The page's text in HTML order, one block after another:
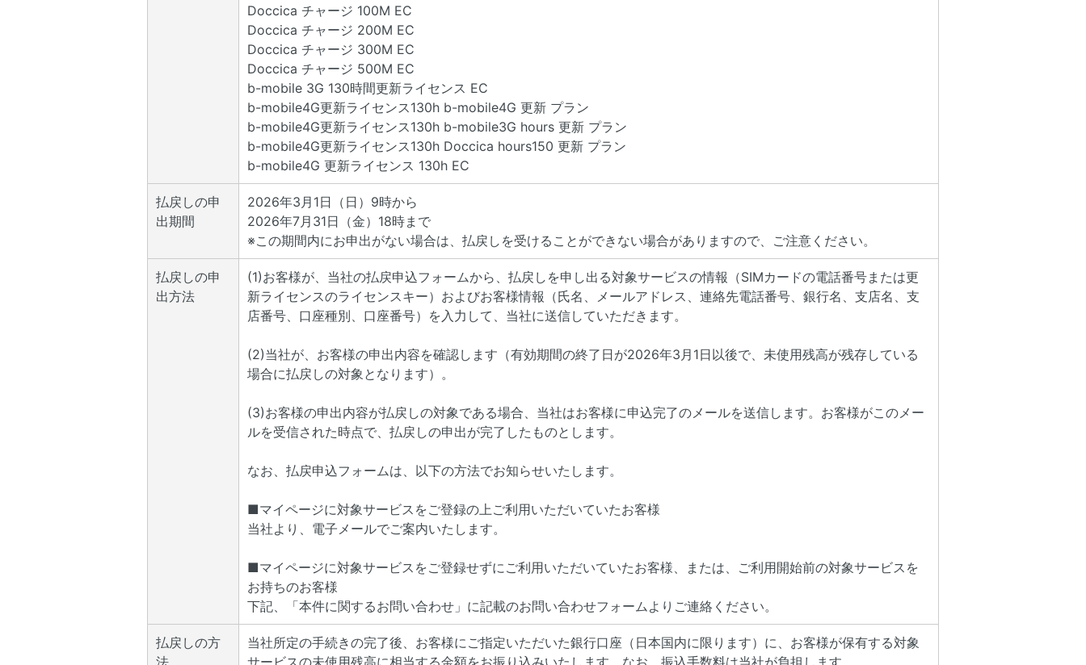
Doccica チャージ 100M EC
Doccica チャージ 200M EC
Doccica チャージ 300M EC
Doccica チャージ 500M EC
b-mobile 3G 130時間更新ライセンス EC
b-mobile4G更新ライセンス130h b-mobile4G 更新 プラン
b-mobile4G更新ライセンス130h b-mobile3G hours 更新 プラン
b-mobile4G更新ライセンス130h Doccica hours150 更新 プラン
b-mobile4G 更新ライセンス 130h EC
払戻しの申
出期間
2026年3月1日（日）9時から
2026年7月31日（金）18時まで
※この期間内にお申出がない場合は、払戻しを受けることができない場合がありますので、ご注意ください。
払戻しの申
出方法
(1)お客様が、当社の払戻申込フォームから、払戻しを申し出る対象サービスの情報（SIMカードの電話番号または更
新ライセンスのライセンスキー）およびお客様情報（氏名、メールアドレス、連絡先電話番号、銀行名、支店名、支
店番号、口座種別、口座番号）を入力して、当社に送信していただきます。
(2)当社が、お客様の申出内容を確認します（有効期間の終了日が2026年3月1日以後で、未使用残高が残存している
場合に払戻しの対象となります）。
(3)お客様の申出内容が払戻しの対象である場合、当社はお客様に申込完了のメールを送信します。お客様がこのメー
ルを受信された時点で、払戻しの申出が完了したものとします。
なお、払戻申込フォームは、以下の方法でお知らせいたします。
■マイページに対象サービスをご登録の上ご利用いただいていたお客様
当社より、電子メールでご案内いたします。
■マイページに対象サービスをご登録せずにご利用いただいていたお客様、または、ご利用開始前の対象サービスを
お持ちのお客様
下記、「本件に関するお問い合わせ」に記載のお問い合わせフォームよりご連絡ください。
払戻しの方
法
当社所定の手続きの完了後、お客様にご指定いただいた銀行口座（日本国内に限ります）に、お客様が保有する対象
サービスの未使用残高に相当する金額をお振り込みいたします。なお、振込手数料は当社が負担します。